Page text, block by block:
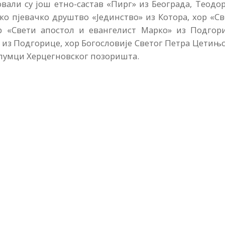
су још етно-састав «Пирг» из Београда,
пјевачко друштво «Јединство» из Котора, хор
апостол и евангелист Марко» из
Подгорице, хор Богословије Светог Петра
Херцегновског позоришта.